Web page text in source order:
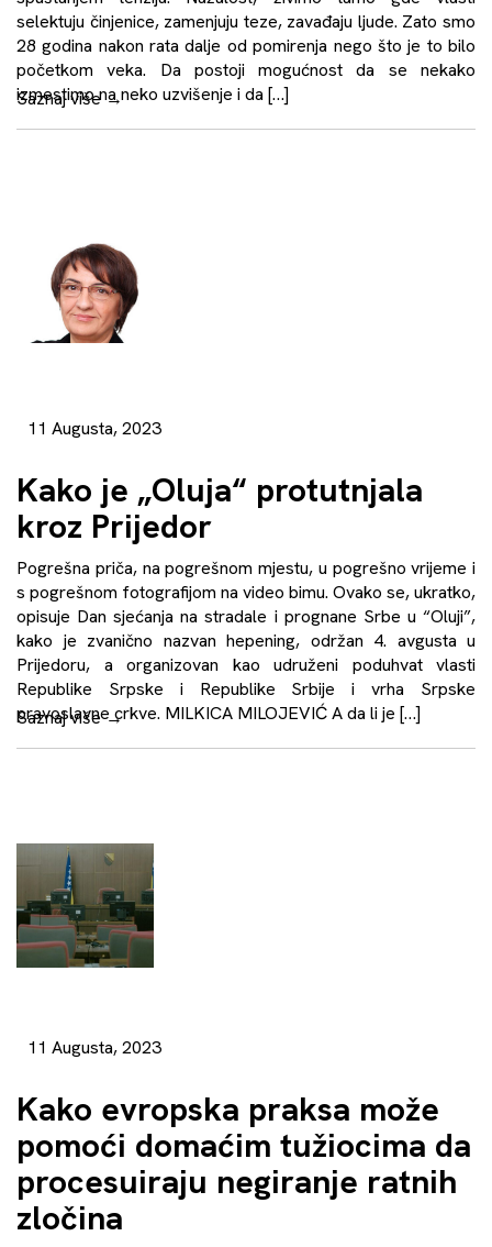
selektuju činjenice, zamenjuju teze, zavađaju ljude. Zato smo
28 godina nakon rata dalje od pomirenja nego što je to bilo
početkom veka. Da postoji mogućnost da se nekako
izmestimo na neko uzvišenje i da […]
Saznaj više→
11 Augusta, 2023
Kako je „Oluja“ protutnjala
kroz Prijedor
Pogrešna priča, na pogrešnom mjestu, u pogrešno vrijeme i
s pogrešnom fotografijom na video bimu. Ovako se, ukratko,
opisuje Dan sjećanja na stradale i prognane Srbe u “Oluji”,
kako je zvanično nazvan hepening, održan 4. avgusta u
Prijedoru, a organizovan kao udruženi poduhvat vlasti
Republike Srpske i Republike Srbije i vrha Srpske
pravoslavne crkve. MILKICA MILOJEVIĆ A da li je […]
Saznaj više→
11 Augusta, 2023
Kako evropska praksa može
pomoći domaćim tužiocima da
procesuiraju negiranje ratnih
zločina